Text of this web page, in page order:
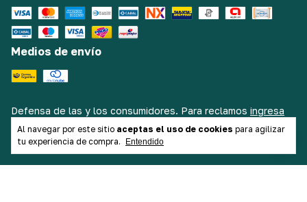
Al navegar por este sitio aceptas el uso de cookies para agilizar
tu experiencia de compra.
Entendido
Medios de envío
Defensa de las y los consumidores. Para reclamos ingresa